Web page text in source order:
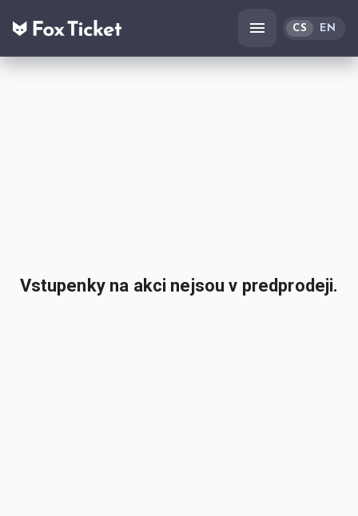
CS EN
Vstupenky na akci nejsou v predprodeji.